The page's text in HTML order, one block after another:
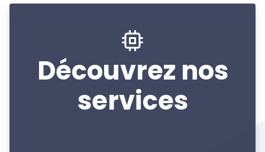
Découvrez nos
services